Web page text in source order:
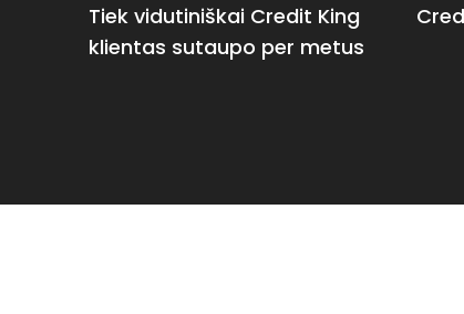
Tiek vidutiniškai Credit King
klientas sutaupo per metus